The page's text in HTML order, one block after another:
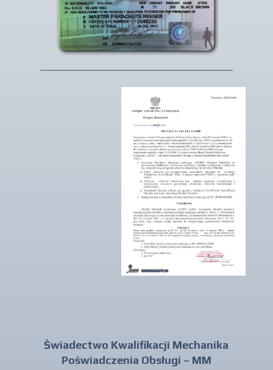
Świadectwo Kwalifikacji Mechanika
Poświadczenia Obsługi – MM